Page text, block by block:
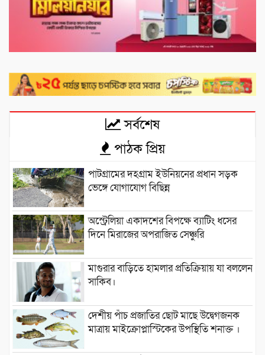
সর্বশেষ
পাঠক প্রিয়
পাটগ্রামের দহগ্রাম ইউনিয়নের প্রধান সড়ক
ভেঙ্গে যোগাযোগ বিছিন্ন
অস্ট্রেলিয়া একাদশের বিপক্ষে ব্যাটিং ধসের
দিনে মিরাজের অপরাজিত সেঞ্চুরি
মাগুরার বাড়িতে হামলার প্রতিক্রিয়ায় যা বললেন
সাকিব।
দেশীয় পাঁচ প্রজাতির ছোট মাছে উদ্বেগজনক
মাত্রায় মাইক্রোপ্লাস্টিকের উপস্থিতি শনাক্ত ।